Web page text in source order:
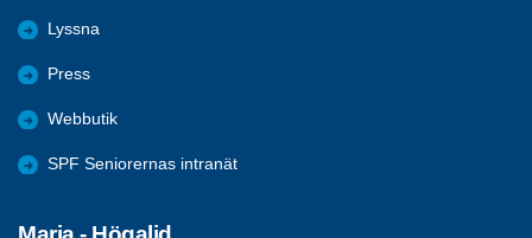
Lyssna
Press
Webbutik
SPF Seniorernas intranät